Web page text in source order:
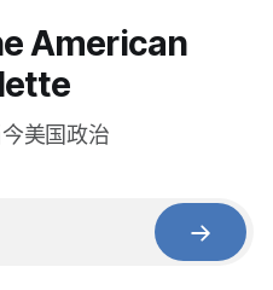
American
美国政治